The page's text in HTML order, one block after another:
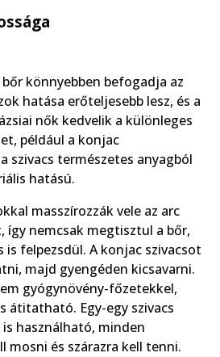
könnyebben befogadja az
hatása erőteljesebb lesz, és a
nők kedvelik a különleges
például a konjac
szivacs természetes anyagból
hatású.
masszírozzák vele az arc
így nemcsak megtisztul a bőr,
is felpezsdül. A konjac szivacsot
majd gyengéden kicsavarni.
gyógynövény-főzetekkel,
átitatható. Egy-egy szivacs
használható, minden
mosni és szárazra kell tenni.